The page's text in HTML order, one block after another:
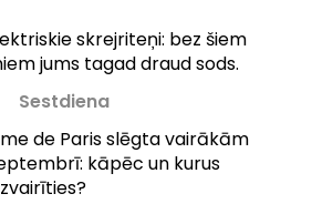
skrejriteņi: bez šiem
jums tagad draud sods.
Sestdiena
de Paris slēgta vairākām
kāpēc un kurus